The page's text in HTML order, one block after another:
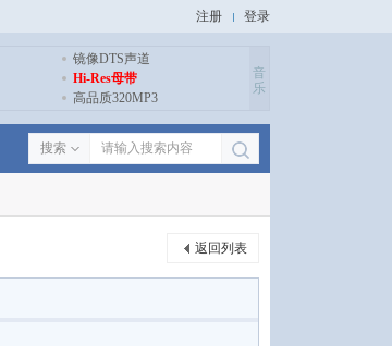
注册 登录
镜像DTS声道
Hi-Res母带
高品质320MP3
音
乐
搜索
返回列表